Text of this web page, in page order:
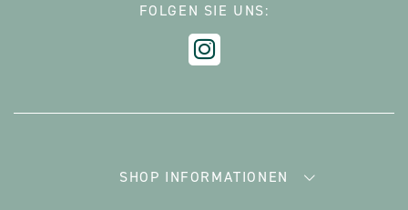
FOLGEN SIE UNS:
SHOP INFORMATIONEN